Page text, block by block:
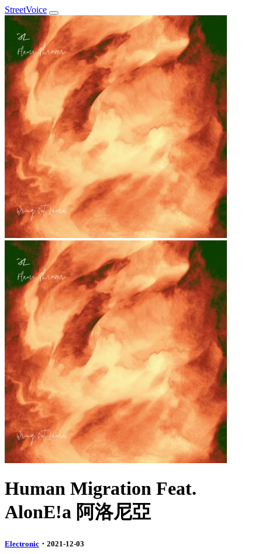
StreetVoice
Human Migration Feat.
AlonE!a 阿洛尼亞
Electronic ・2021-12-03